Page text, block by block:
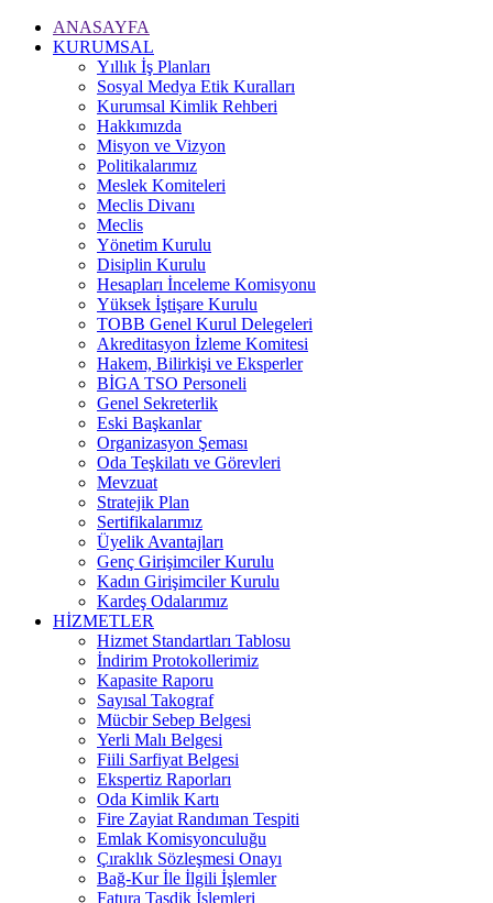
ANASAYFA
KURUMSAL
Yıllık İş Planları
Sosyal Medya Etik Kuralları
Kurumsal Kimlik Rehberi
Hakkımızda
Misyon ve Vizyon
Politikalarımız
Meslek Komiteleri
Meclis Divanı
Meclis
Yönetim Kurulu
Disiplin Kurulu
Hesapları İnceleme Komisyonu
Yüksek İştişare Kurulu
TOBB Genel Kurul Delegeleri
Akreditasyon İzleme Komitesi
Hakem, Bilirkişi ve Eksperler
BİGA TSO Personeli
Genel Sekreterlik
Eski Başkanlar
Organizasyon Şeması
Oda Teşkilatı ve Görevleri
Mevzuat
Stratejik Plan
Sertifikalarımız
Üyelik Avantajları
Genç Girişimciler Kurulu
Kadın Girişimciler Kurulu
Kardeş Odalarımız
HİZMETLER
Hizmet Standartları Tablosu
İndirim Protokollerimiz
Kapasite Raporu
Sayısal Takograf
Mücbir Sebep Belgesi
Yerli Malı Belgesi
Fiili Sarfiyat Belgesi
Ekspertiz Raporları
Oda Kimlik Kartı
Fire Zayiat Randıman Tespiti
Emlak Komisyonculuğu
Çıraklık Sözleşmesi Onayı
Bağ-Kur İle İlgili İşlemler
Fatura Tasdik İşlemleri